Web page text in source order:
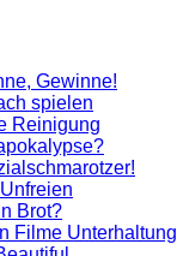
Gewinne!
spielen
Reinigung
Brot?
Filme Unterhaltung